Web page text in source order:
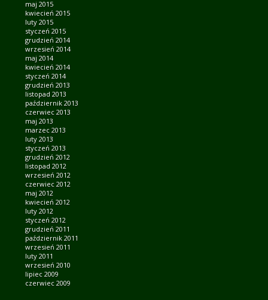
maj 2015
kwiecień 2015
luty 2015
styczeń 2015
grudzień 2014
wrzesień 2014
maj 2014
kwiecień 2014
styczeń 2014
grudzień 2013
listopad 2013
październik 2013
czerwiec 2013
maj 2013
marzec 2013
luty 2013
styczeń 2013
grudzień 2012
listopad 2012
wrzesień 2012
czerwiec 2012
maj 2012
kwiecień 2012
luty 2012
styczeń 2012
grudzień 2011
październik 2011
wrzesień 2011
luty 2011
wrzesień 2010
lipiec 2009
czerwiec 2009